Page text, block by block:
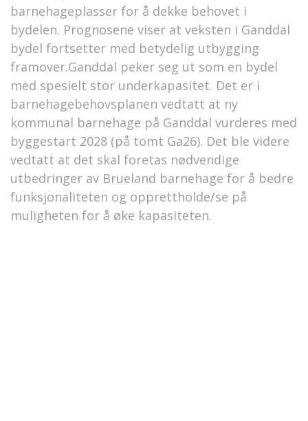
barnehageplasser for å dekke behovet i
bydelen. Prognosene viser at veksten i Ganddal
bydel fortsetter med betydelig utbygging
framover.Ganddal peker seg ut som en bydel
med spesielt stor underkapasitet. Det er i
barnehagebehovsplanen vedtatt at ny
kommunal barnehage på Ganddal vurderes med
byggestart 2028 (på tomt Ga26). Det ble videre
vedtatt at det skal foretas nødvendige
utbedringer av Brueland barnehage for å bedre
funksjonaliteten og opprettholde/se på
muligheten for å øke kapasiteten.